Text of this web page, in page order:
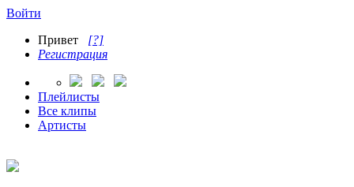
Войти
Привет [?]
Регистрация
Плейлисты
Все клипы
Артисты